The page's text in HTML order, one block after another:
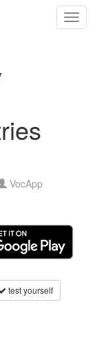
VocApp
test yourself